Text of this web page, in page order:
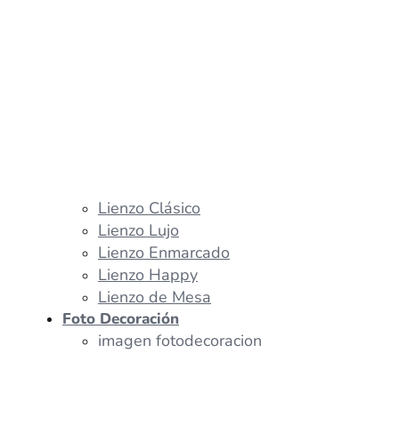
Lienzo Clásico
Lienzo Lujo
Lienzo Enmarcado
Lienzo Happy
Lienzo de Mesa
Foto Decoración
imagen fotodecoracion